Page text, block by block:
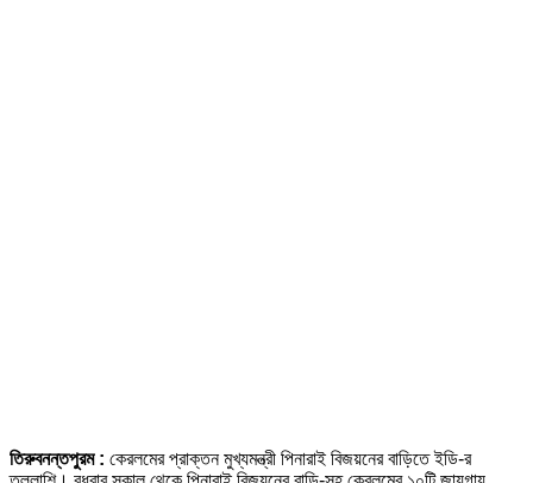
তিরুবনন্তপুরম : কেরলমের প্রাক্তন মুখ্যমন্ত্রী পিনারাই বিজয়নের বাড়িতে ইডি-র